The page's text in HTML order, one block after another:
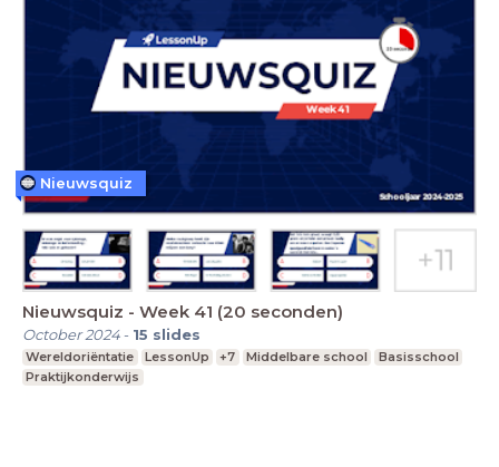
Nieuwsquiz - Week 41 (20 seconden)
October 2024- 15 slides
Wereldoriëntatie LessonUp +7 Middelbare school
Basisschool
Praktijkonderwijs
Nieuwsquiz